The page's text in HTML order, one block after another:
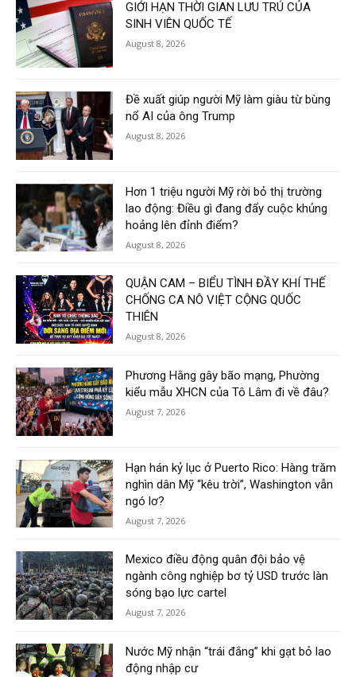
GIỚI HẠN THỜI GIAN LƯU TRÚ CỦA
SINH VIÊN QUỐC TẾ
August 8, 2026
Đề xuất giúp người Mỹ làm giàu từ bùng
nổ AI của ông Trump
August 8, 2026
Hơn 1 triệu người Mỹ rời bỏ thị trường
lao động: Điều gì đang đẩy cuộc khủng
hoảng lên đỉnh điểm?
August 8, 2026
QUẬN CAM – BIỂU TÌNH ĐẦY KHÍ THẾ
CHỐNG CA NÔ VIỆT CỘNG QUỐC
THIÊN
August 8, 2026
Phương Hằng gây bão mạng, Phường
kiểu mẫu XHCN của Tô Lâm đi về đâu?
August 7, 2026
Hạn hán kỷ lục ở Puerto Rico: Hàng trăm
nghìn dân Mỹ “kêu trời”, Washington vẫn
ngó lơ?
August 7, 2026
Mexico điều động quân đội bảo vệ
ngành công nghiệp bơ tỷ USD trước làn
sóng bạo lực cartel
August 7, 2026
Nước Mỹ nhận “trái đắng” khi gạt bỏ lao
động nhập cư